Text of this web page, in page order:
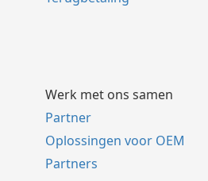
Werk met ons samen
Partner
Oplossingen voor OEM
Partners